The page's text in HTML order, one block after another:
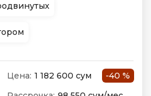
Цена: 1 182 600 сум
-40 %